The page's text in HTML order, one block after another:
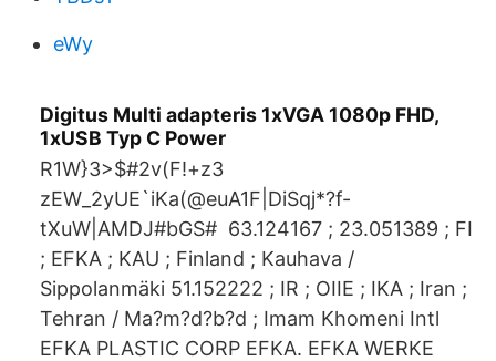
eWy
Digitus Multi adapteris 1xVGA 1080p FHD,
1xUSB Typ C Power
R1W}3>$#2v(F!+z3
zEW_2yUE`iKa(@euA1F|DiSqj*?f-
tXuW|AMDJ#bGS# 63.124167 ; 23.051389 ; FI
; EFKA ; KAU ; Finland ; Kauhava /
Sippolanmäki 51.152222 ; IR ; OIIE ; IKA ; Iran ;
Tehran / Ma?m?d?b?d ; Imam Khomeni Intl
EFKA PLASTIC CORP EFKA. EFKA WERKE